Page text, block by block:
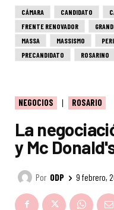
CÁMARA CANDIDATO
FRENTE RENOVADOR
MASSA
MASSISMO
PRECANDIDATO
ROSARINO